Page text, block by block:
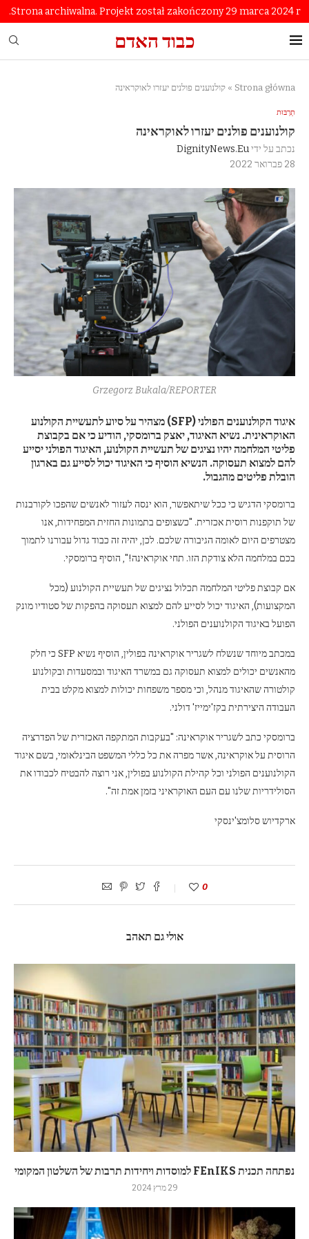
Strona archiwalna. Projekt został zakończony 29 marca 2024 r.
כבוד האדם
Strona główna
» קולנוענים פולנים יעזרו לאוקראינה
תַרְבּוּת
קולנוענים פולנים יעזרו לאוקראינה
נכתב על ידיDignityNews.eu
28 פברואר 2022
Grzegorz Bukala/REPORTER
איגוד הקולנוענים הפולני (SFP) מצהיר על סיוע לתעשיית הקולנוע
האוקראינית. נשיא האיגוד, יאצק ברומסקי, הודיע ​​כי אם בקבוצת
פליטי המלחמה יהיו נציגים של תעשיית הקולנוע, האיגוד הפולני יסייע
להם למצוא תעסוקה. הנשיא הוסיף כי האיגוד יכול לסייע גם בארגון
הובלת פליטים מהגבול.
ברומסקי הדגיש כי ככל שיתאפשר, הוא ינסה לעזור לאנשים שהפכו לקורבנות
של תוקפנות רוסית אכזרית. "כשצופים בתמונות החזית המפחידות, אנו
מצטרפים היום לאומה הגיבורה שלכם. לכן, יהיה זה כבוד גדול עבורנו לתמוך
בכם במלחמה הלא צודקת הזו. תחי אוקראינה!", הוסיף ברומסקי.
אם קבוצת פליטי המלחמה תכלול נציגים של תעשיית הקולנוע (מכל
המקצועות), האיגוד יכול לסייע להם למצוא תעסוקה בהפקות של סטודיו מונק
הפועל באיגוד הקולנוענים הפולני.
במכתב מיוחד שנשלח לשגריר אוקראינה בפולין, הוסיף נשיא SFP כי חלק
מהאנשים יכולים למצוא תעסוקה גם במשרד האיגוד ובמסעדות ובקולנוע
קולטורה שהאיגוד מנהל, וכי מספר משפחות יכולות למצוא מקלט בבית
העבודה היצירתית בקז'ימייז' דולני.
ברומסקי כתב לשגריר אוקראינה: "בעקבות המתקפה האכזרית של הפדרציה
הרוסית על אוקראינה, אשר מפרה את כל כללי המשפט הבינלאומי, בשם איגוד
הקולנוענים הפולני וכל קהילת הקולנוע בפולין, אני רוצה להבטיח לכבודו את
הסולידריות שלנו עם העם האוקראיני בזמן אמת זה".
ארקדיוש סלומצ'ינסקי
0
אולי גם תאהב
נפתחה תכנית FEnIKS למוסדות ויחידות תרבות של השלטון המקומי
29 מרץ 2024